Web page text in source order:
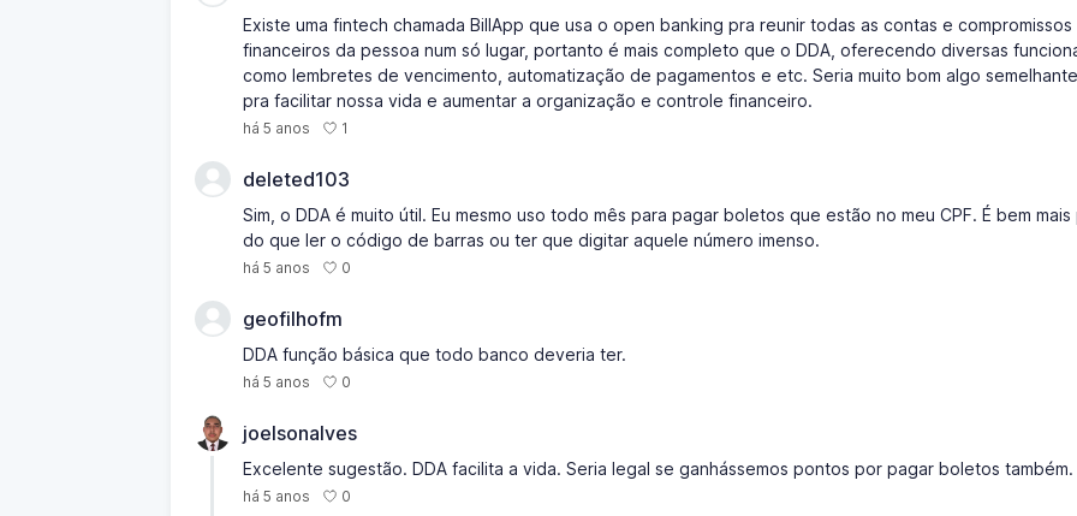
Existe uma fintech chamada BillApp que usa o open banking pra reunir todas as contas e compromissos
financeiros da pessoa num só lugar, portanto é mais completo que o DDA, oferecendo diversas
como lembretes de vencimento, automatização de pagamentos e etc. Seria muito bom algo
pra facilitar nossa vida e aumentar a organização e controle financeiro.
há 5 anos 1
deleted103
Sim, o DDA é muito útil. Eu mesmo uso todo mês para pagar boletos que estão no meu CPF. É bem
do que ler o código de barras ou ter que digitar aquele número imenso.
há 5 anos 0
geofilhofm
DDA função básica que todo banco deveria ter.
há 5 anos 0
joelsonalves
Excelente sugestão. DDA facilita a vida. Seria legal se ganhássemos pontos por pagar boletos também.
há 5 anos 0